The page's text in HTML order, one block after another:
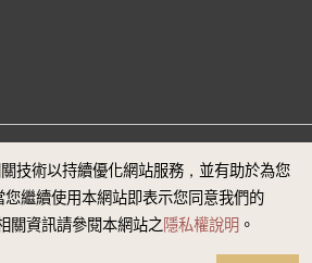
技術以持續優化網站服務，並有助於為您
繼續使用本網站即表示您同意我們的
關資訊請參閱本網站之隱私權說明 。